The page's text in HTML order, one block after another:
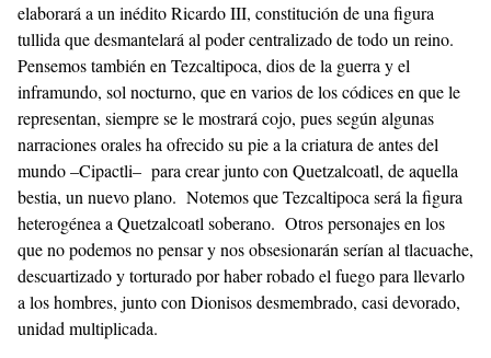
elaborará a un inédito Ricardo III, constitución de una figura
tullida que desmantelará al poder centralizado de todo un reino.
Pensemos también en Tezcaltipoca, dios de la guerra y el
inframundo, sol nocturno, que en varios de los códices en que le
representan, siempre se le mostrará cojo, pues según algunas
narraciones orales ha ofrecido su pie a la criatura de antes del
mundo –Cipactli– para crear junto con Quetzalcoatl, de aquella
bestia, un nuevo plano. Notemos que Tezcaltipoca será la figura
heterogénea a Quetzalcoatl soberano. Otros personajes en los
que no podemos no pensar y nos obsesionarán serían al tlacuache,
descuartizado y torturado por haber robado el fuego para llevarlo
a los hombres, junto con Dionisos desmembrado, casi devorado,
unidad multiplicada.